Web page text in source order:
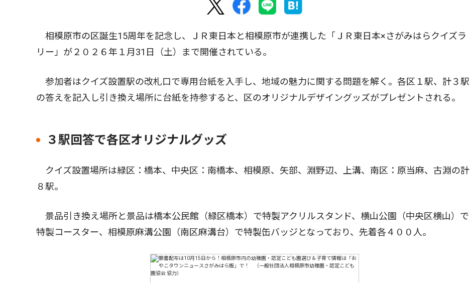
相模原市の区誕生15周年を記念し、ＪＲ東日本と相模原市が連携した「ＪＲ東日本×さがみはらクイズラ
リー」が２０２６年１月31日（土）まで開催されている。
参加者はクイズ設置駅の改札口で専用台紙を入手し、地域の魅力に関する問題を解く。各区１駅、計３駅
の答えを記入し引き換え場所に台紙を持参すると、区のオリジナルデザイングッズがプレゼントされる。
３駅回答で各区オリジナルグッズ
クイズ設置場所は緑区：橋本、中央区：南橋本、相模原、矢部、淵野辺、上溝、南区：原当麻、古淵の計
８駅。
景品引き換え場所と景品は橋本公民館（緑区橋本）で特製アクリルスタンド、横山公園（中央区横山）で
特製コースター、相模原麻溝公園（南区麻溝台）で特製缶バッジとなっており、先着各４００人。